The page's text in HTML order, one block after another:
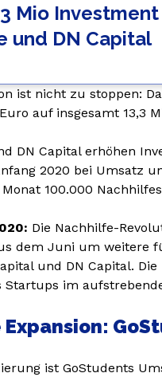
Mio
und DN Capital
ist nicht zu stoppen:
auf insgesamt 13,3
DN Capital erhöhen
2020 bei Umsatz
100.000
Die Nachhilfe-
dem Juni um weitere
und DN Capital.
Startups im
ist GoStudents